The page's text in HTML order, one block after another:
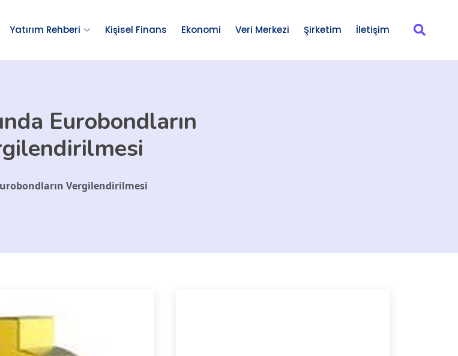
Yatırım Rehberi Kişisel Finans Ekonomi Veri Merkezi Şirketim İletişim
Eurobondların
Vergilendirilmesi